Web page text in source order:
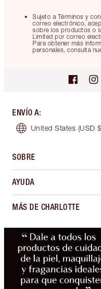
Sujeto a Términos y
correo electrónico,
sobre los productos o
Limited por correo
Para obtener más
personales, consulta
ENVÍO A:
United States (USD
SOBRE
AYUDA
MÁS DE CHARLOTTE